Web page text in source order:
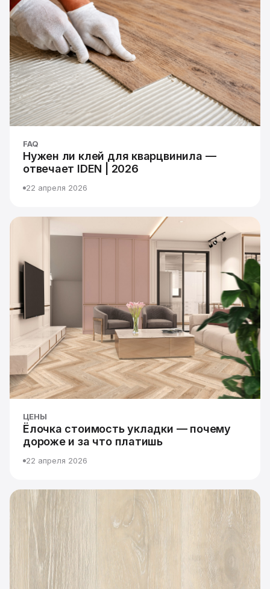
FAQ
Нужен ли клей для кварцвинила —
отвечает IDEN | 2026
22 апреля 2026
ЦЕНЫ
Ёлочка стоимость укладки — почему
дороже и за что платишь
22 апреля 2026